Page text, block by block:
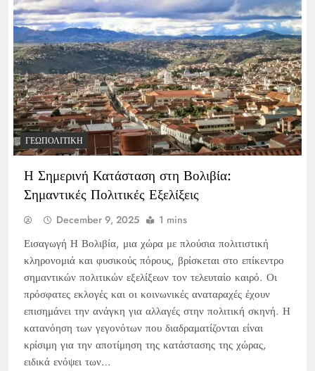
ΓΕΩΠΟΛΙΤΙΚΉ
Η Σημερινή Κατάσταση στη Βολιβία:
Σημαντικές Πολιτικές Εξελίξεις
December 9, 2025 1 mins
Εισαγωγή Η Βολιβία, μια χώρα με πλούσια πολιτιστική
κληρονομιά και φυσικούς πόρους, βρίσκεται στο επίκεντρο
σημαντικών πολιτικών εξελίξεων τον τελευταίο καιρό. Οι
πρόσφατες εκλογές και οι κοινωνικές αναταραχές έχουν
επισημάνει την ανάγκη για αλλαγές στην πολιτική σκηνή. Η
κατανόηση των γεγονότων που διαδραματίζονται είναι
κρίσιμη για την αποτίμηση της κατάστασης της χώρας,
ειδικά ενόψει των…